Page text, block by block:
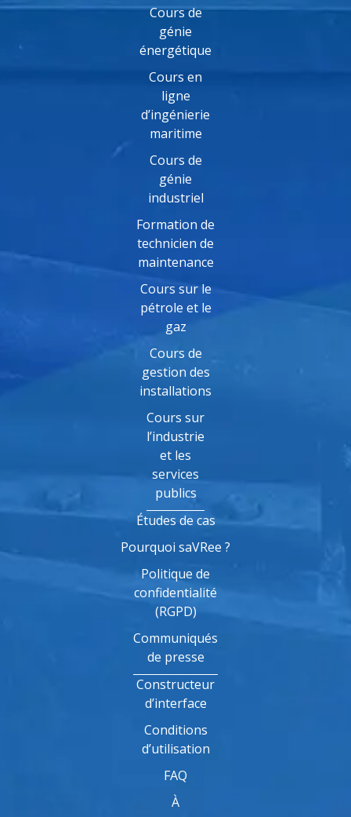
Cours de
génie
énergétique
Cours en
ligne
d’ingénierie
maritime
Cours de
génie
industriel
Formation de
technicien de
maintenance
Cours sur le
pétrole et le
gaz
Cours de
gestion des
installations
Cours sur
l’industrie
et les
services
publics
Études de cas
Pourquoi saVRee ?
Politique de
confidentialité
(RGPD)
Communiqués
de presse
Constructeur
d’interface
Conditions
d’utilisation
FAQ
À